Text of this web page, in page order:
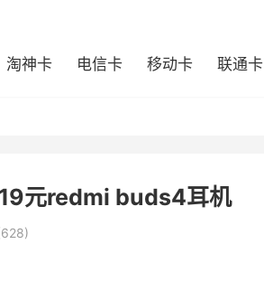
淘神卡 电信卡 移动卡 联通卡
元redmi buds4耳机